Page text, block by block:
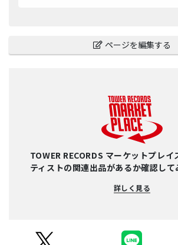
ページを編集する
TOWER RECORDS マーケットプレイ
ティストの関連出品があるか確認して
詳しく見る